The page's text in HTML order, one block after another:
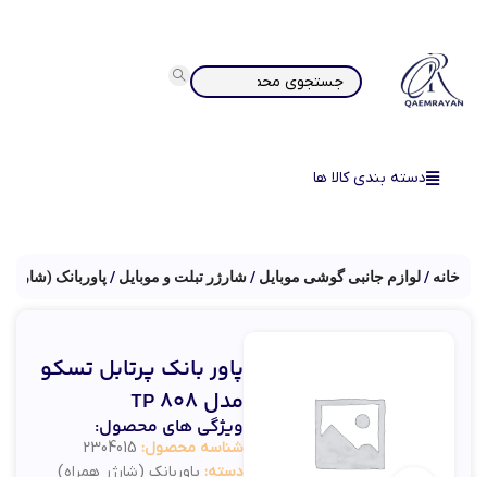
دسته بندی کالا ها
خانه لوازم جانبی گوشی موبایل شارژر تبلت و موبایل پاوربانک (شارژر
پاور بانک پرتابل تسکو
مدل TP 808
ویژگی های محصول:
شناسه محصول: 2304015
دسته: پاوربانک (شارژر همراه)